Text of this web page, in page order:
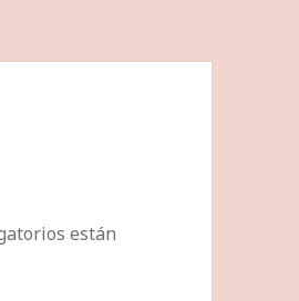
están